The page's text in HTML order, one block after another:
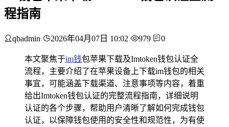
程指南
qbadmin 2026年04月07日 10:02 979 0
本文聚焦于im钱包苹果下载及Imtoken钱包认证全
流程，主要介绍了在苹果设备上下载im钱包的相关
事宜，可能涵盖下载渠道、注意事项等内容，着重
给出Imtoken钱包认证的完整流程指南，详细说明
认证的各个步骤，帮助用户清晰了解如何完成钱包
认证，以保障钱包使用的安全性和规范性，为有使